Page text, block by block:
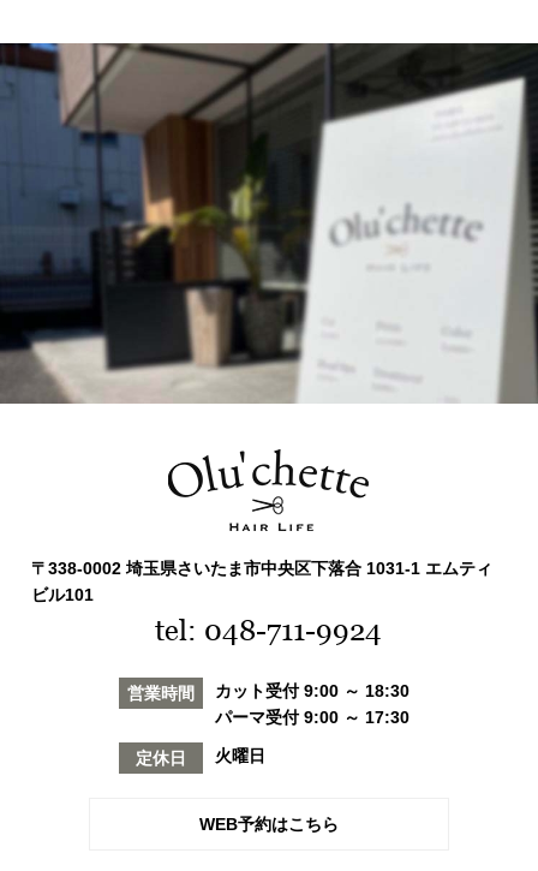
〒338-0002 埼玉県さいたま市中央区下落合 1031-1 エムティ
ビル101
tel: 048-711-9924
営業時間
カット受付 9:00 ～ 18:30
パーマ受付 9:00 ～ 17:30
定休日 火曜日
WEB予約はこちら